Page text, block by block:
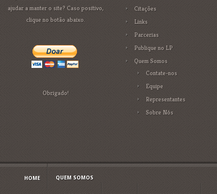
ajudar a manter o site? Caso positivo,
clique no botão abaixo.
Obrigado!
Citações
Links
Parcerias
Publique no LP
Quem Somos
Contate-nos
Equipe
Representantes
Sobre Nós
HOME QUEM SOMOS